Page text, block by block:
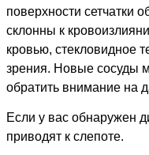
поверхности сетчатки
склонны к
кровью, стекловидное
зрения. Новые сосуды
обратить внимание на
Если у вас обнаружен
приводят к слепоте.